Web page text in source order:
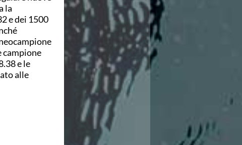
la
e dei 1500
campione
e le
alle